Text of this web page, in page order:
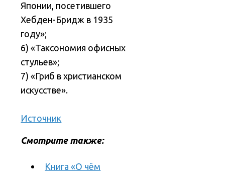
Японии, посетившего
Хебден-Бридж в 1935
году»;
6) «Таксономия офисных
стульев»;
7) «Гриб в христианском
искусстве».
Источник
Смотрите также:
Книга «О чём